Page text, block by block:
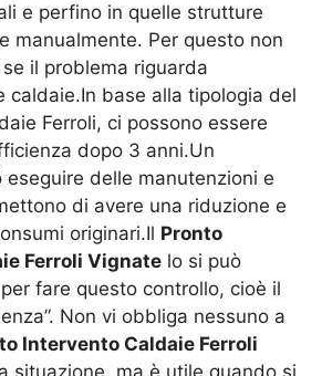
e perfino in quelle strutture
manualmente. Per questo non
il problema riguarda
caldaie.In base alla tipologia del
Ferroli, ci possono essere
dopo 3 anni.Un
eseguire delle manutenzioni e
di avere una riduzione e
originari.Il Pronto
Ferroli Vignate lo si può
fare questo controllo, cioè il
Non vi obbliga nessuno a
Intervento Caldaie Ferroli
situazione, ma è utile quando si